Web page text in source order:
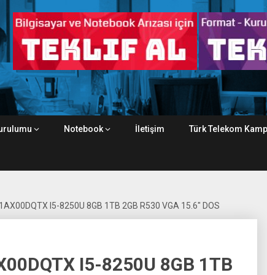
Notebook İletişim Türk Telekom
I5-8250U 8GB 1TB 2GB R530 VGA 15.6″ DOS
I5-8250U 8GB 1TB